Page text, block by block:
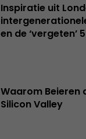
Inspiratie uit
en de ‘vergeten’
Waarom Beieren
Silicon Valley